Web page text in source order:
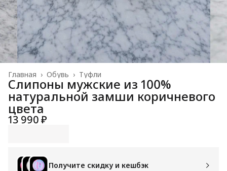
Туфли
Обувь ›
Главная ›
Слипоны мужские из 100%
натуральной замши коричневого
цвета
13 990 ₽
Получите скидку и кешбэк